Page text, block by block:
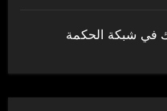
في شبكة الحكمة